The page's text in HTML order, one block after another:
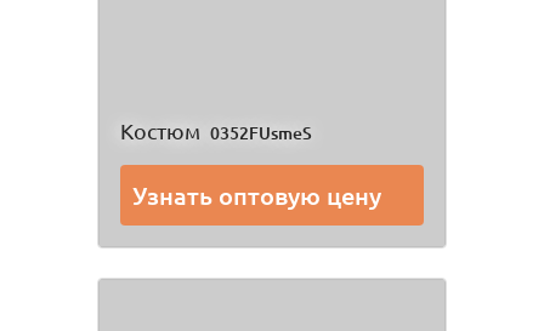
Костюм 0352FUsmeS
Узнать оптовую цену